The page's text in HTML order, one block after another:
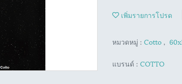
เพิ่มรายการโปรด
หมวดหมู่ : Cotto ,
แบรนด์ : COTTO